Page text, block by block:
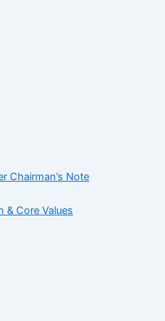
Chairman’s Note
& Core Values